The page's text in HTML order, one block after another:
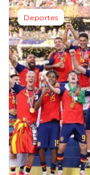
Deportes